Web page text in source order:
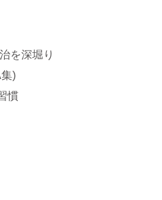
を深堀り
)
慣